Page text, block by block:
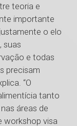
teoria e
importante
o elo
suas
e todas
precisam
“O
tanto
áreas de
workshop visa